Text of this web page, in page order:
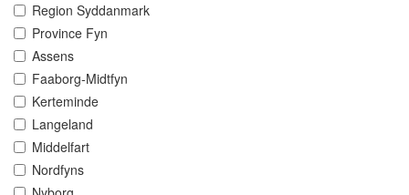
Region Syddanmark
Province Fyn
Assens
Faaborg-Midtfyn
Kerteminde
Langeland
Middelfart
Nordfyns